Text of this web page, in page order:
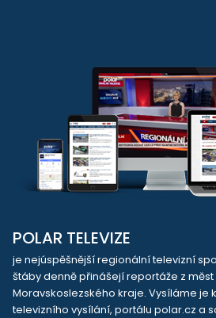
POLAR TELEVIZE
je nejúspěšnější regionální televizní
štáby denně přinášejí reportáže z
Moravskoslezského kraje. Vysíláme je
televizního vysílání, portálu polar.cz a